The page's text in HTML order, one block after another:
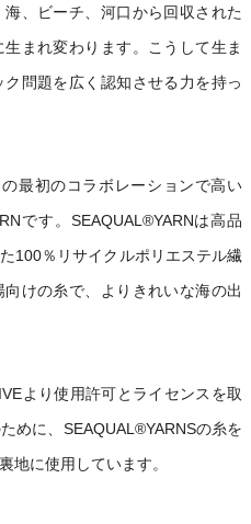
、ビーチ、河口から回収された
まれ変わります。こうして生ま
問題を広く認知させる力を持っ
最初のコラボレーションで高い
です。SEAQUAL®YARNは高品
100％リサイクルポリエステル繊
けの糸で、よりきれいな海の出
より使用許可とライセンスを取
めに、SEAQUAL®YARNSの糸を
地に使用しています。